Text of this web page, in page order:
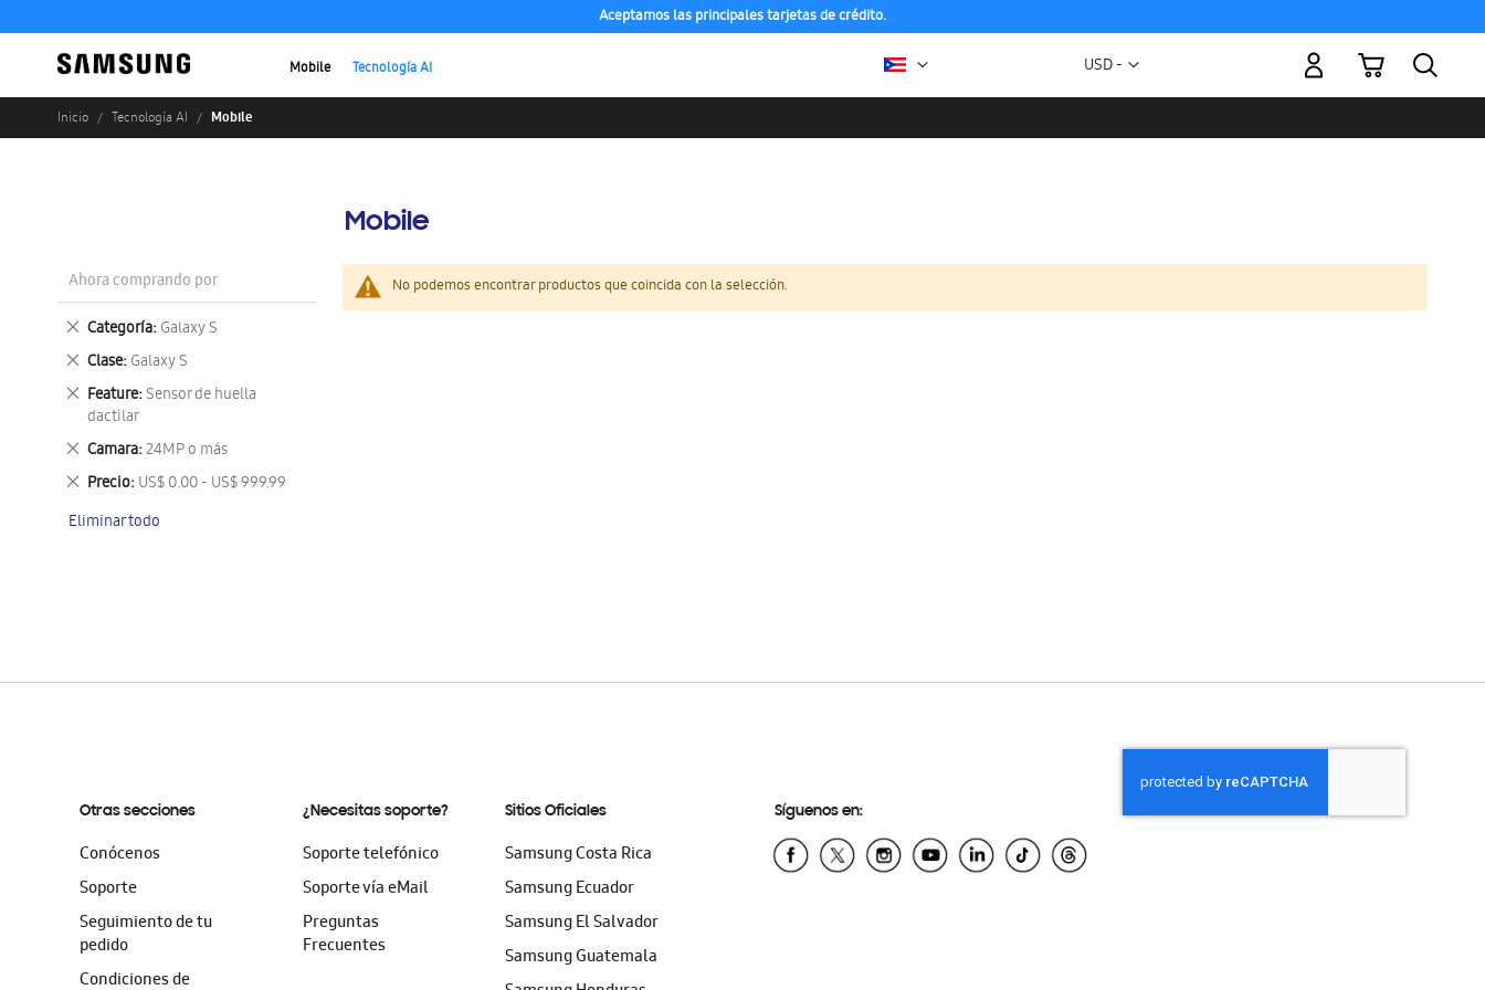
Aceptamos las principales tarjetas de crédito.
Mobile Tecnología AI Moneda
USD -
Mi carrito
Inicio Tecnología AI Mobile
Mobile
No podemos encontrar productos que coincida con la selección.
Ahora comprando por
Categoría Galaxy S
Eliminar
este
artículo
Clase Galaxy S
Eliminar
este
artículo
Feature Sensor de huella
dactilar
Eliminar
este
artículo
Camara 24MP o más
Eliminar
este
artículo
Precio US$ 0.00 - US$ 999.99
Eliminar
artículo
Eliminar todo
Otras secciones
Conócenos
Soporte
Seguimiento de tu
pedido
Condiciones de
¿Necesitas soporte?
Soporte telefónico
Soporte vía eMail
Preguntas
Frecuentes
Sitios Oficiales
Samsung Costa Rica
Samsung Ecuador
Samsung El Salvador
Samsung Guatemala
Síguenos en: